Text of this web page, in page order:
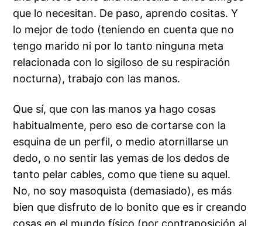
que lo necesitan. De paso, aprendo cositas. Y
lo mejor de todo (teniendo en cuenta que no
tengo marido ni por lo tanto ninguna meta
relacionada con lo sigiloso de su respiración
nocturna), trabajo con las manos.
Que sí, que con las manos ya hago cosas
habitualmente, pero eso de cortarse con la
esquina de un perfil, o medio atornillarse un
dedo, o no sentir las yemas de los dedos de
tanto pelar cables, como que tiene su aquel.
No, no soy masoquista (demasiado), es más
bien que disfruto de lo bonito que es ir creando
cosas en el mundo físico (por contraposición al